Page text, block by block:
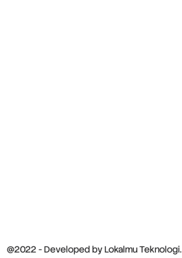
@2022 - Developed by Lokalmu Teknologi.